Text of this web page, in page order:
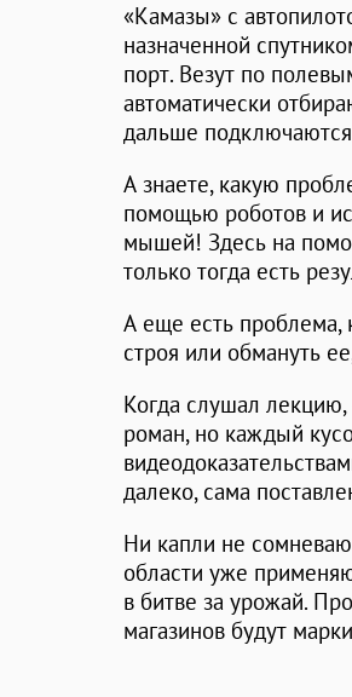
«Камазы» с
назначенной
порт. Везут по
автоматически
дальше
А знаете, какую
помощью роботов и
мышей! Здесь на
только тогда есть
А еще есть проблема,
строя или обмануть
Когда слушал лекцию,
роман, но каждый
далеко, сама
Ни капли не
области уже
в битве за урожай.
магазинов будут